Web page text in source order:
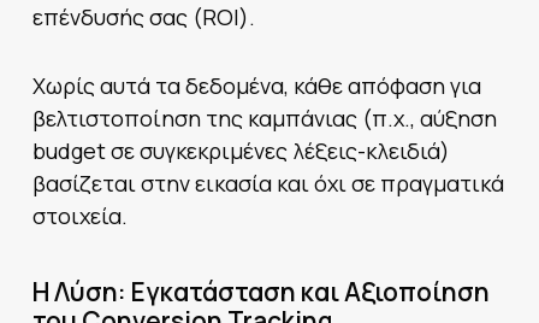
επένδυσής σας (ROI).
Χωρίς αυτά τα δεδομένα, κάθε απόφαση για
βελτιστοποίηση της καμπάνιας (π.χ., αύξηση
budget σε συγκεκριμένες λέξεις-κλειδιά)
βασίζεται στην εικασία και όχι σε πραγματικά
στοιχεία.
Η Λύση: Εγκατάσταση και Αξιοποίηση